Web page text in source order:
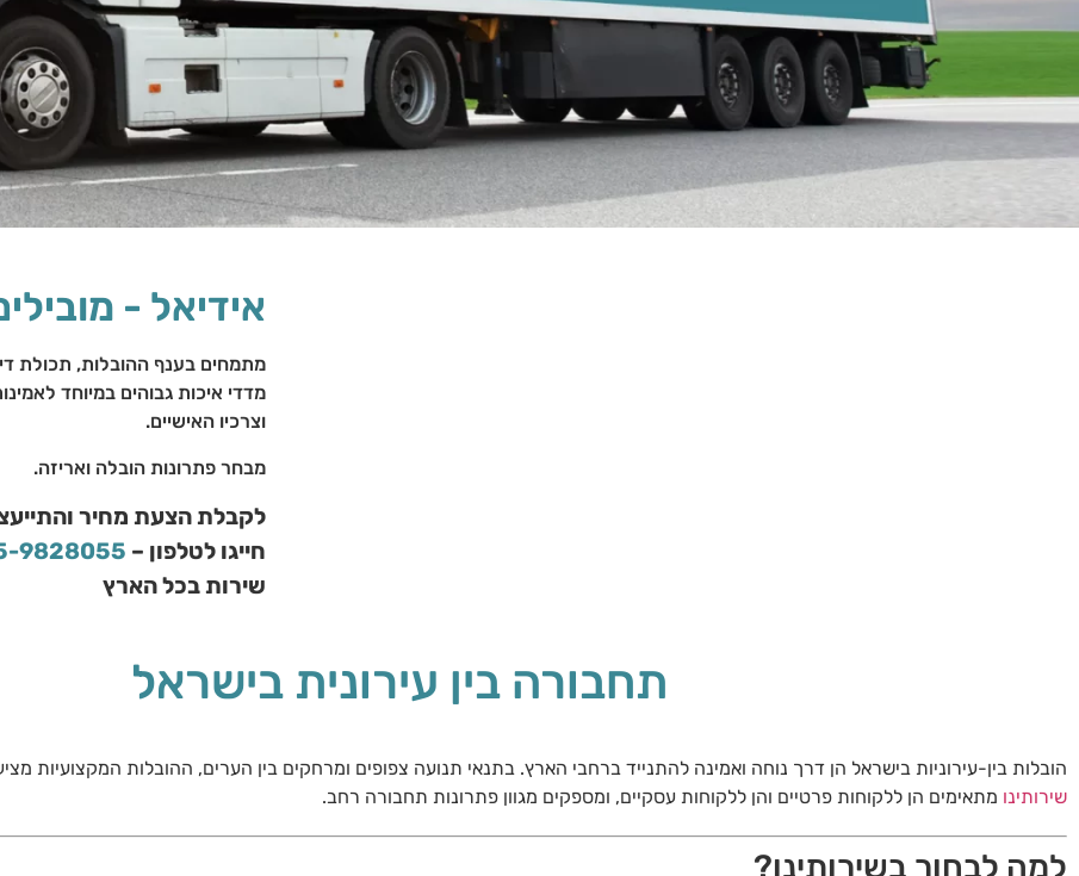
אידיאל -
מתמחים בענף ההובלות, תכולת
מדדי איכות גבוהים במיוחד
וצרכיו האישיים.
מבחר פתרונות הובלה ואריזה.
לקבלת הצעת מחיר
חייגו לטלפון – 9828055
שירות בכל הארץ
תחבורה בין עירונית בישראל
הובלות בין-עירוניות בישראל הן דרך נוחה ואמינה להתנייד ברחבי הארץ. בתנאי תנועה צפופים ומרחקים בין הערים, ההובלות המקצועיות
שירותינו מתאימים הן ללקוחות פרטיים והן ללקוחות עסקיים, ומספקים מגוון פתרונות תחבורה רחב.
למה לבחור בשירותינו?